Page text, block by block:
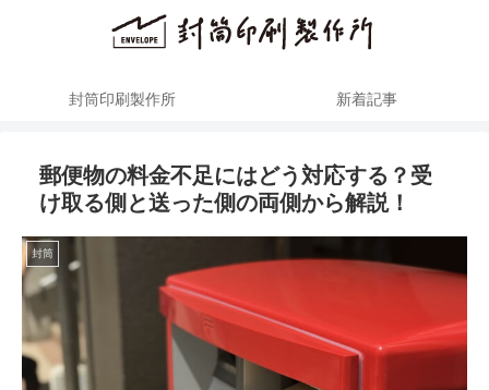
封筒印刷製作所 新着記事
郵便物の料金不足にはどう対応する？受
け取る側と送った側の両側から解説！
封筒